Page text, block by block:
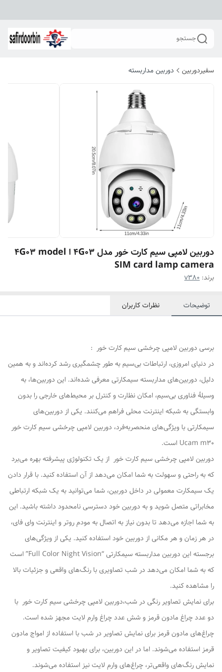
جستجو
سفیردوربین دوربین مداربسته
دوربین لامپی سیم کارت خور مدل 4G03 ا 4G03 model
SIM card lamp camera
برند: v380
توضیحات نظرات کاربران
برسی دوربین لامپی چرخشی سیم کارت خور :
در دنیای امروزی، ارتباطات بی‌سیم به طور چشمگیری رشد کرده‌اند و به همین
دلیل، دوربین‌های مداربسته سیمکارتی معرفی شده‌اند. این دوربین‌ها، به
وسیلهٔ فناوری بی‌سیم، امکان نظارت و کنترل بر محیط‌های خارجی را بدون
وابستگی به شبکه اینترنت محلی فراهم می‌کنند. یکی از دوربین‌های
سیمکارتی با ویژگی‌های منحصربه‌فرد، دوربین لامپی چرخشی سیم کارت خور
Ucam m30 است.
دوربین لامپی چرخشی سیم کارت خور از یک تکنولوژی پیشرفته بهره می‌برد
که به راحتی و سهولت به شما امکان می‌دهد از آن استفاده کنید. با قرار دادن
یک سیمکارت معمولی در داخل دوربین، شما می‌توانید به یک شبکه ارتباطی
مخابراتی متصل شوید و به دوربین خود دسترسی نامحدود داشته باشید. این
به شما اجازه می‌دهد تا بدون نیاز به اتصال به مودم روتر و اینترنت وای فای،
در هر زمان و هر مکانی از دوربین خود استفاده کنید. یکی از ویژگی‌های
برجسته این دوربین مداربسته سیمکارتی “Full Color Night Vision” است
که به شما امکان می‌دهد در شب تصاویری با رنگ‌های واقعی و جزئیات بالا
را مشاهده کنید.
برای نمایش تصاویر رنگی در شب،دوربین لامپی چرخشی سیم کارت خور با
دو عدد چراغ مادون قرمز و شش عدد چراغ وارم لایت مجهز شده است.
چراغ‌های مادون قرمز برای نمایش تصاویر در شب با استفاده از امواج مادون
قرمز استفاده می‌شوند. اما در این دوربین، برای بهبود کیفیت تصاویر و
نمایش رنگ‌های واقعی‌تر، چراغ‌های وارم لایت نیز استفاده می‌شوند.